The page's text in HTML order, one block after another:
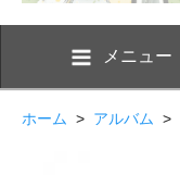
メニュー
ホーム > アルバム >